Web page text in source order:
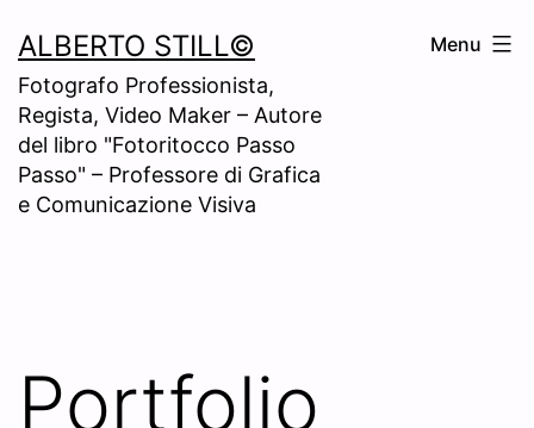
to
content
ALBERTO STILL©
Fotografo Professionista,
Regista, Video Maker – Autore
del libro "Fotoritocco Passo
Passo" – Professore di Grafica
e Comunicazione Visiva
Menu
Portfolio